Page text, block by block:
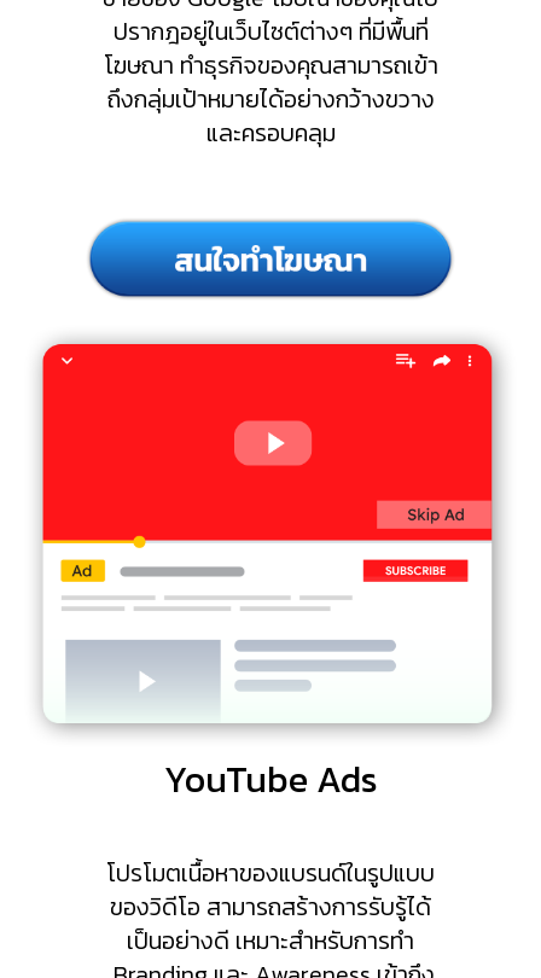
ปรากฎอยู่ในเว็บไซต์ต่างๆ ที่มีพื้นที่
โฆษณา ทำธุรกิจของคุณสามารถเข้า
ถึงกลุ่มเป้าหมายได้อย่างกว้างขวาง
และครอบคลุม
YouTube Ads
โปรโมตเนื้อหาของแบรนด์ในรูปแบบ
ของวิดีโอ สามารถสร้างการรับรู้ได้
เป็นอย่างดี เหมาะสำหรับการทำ